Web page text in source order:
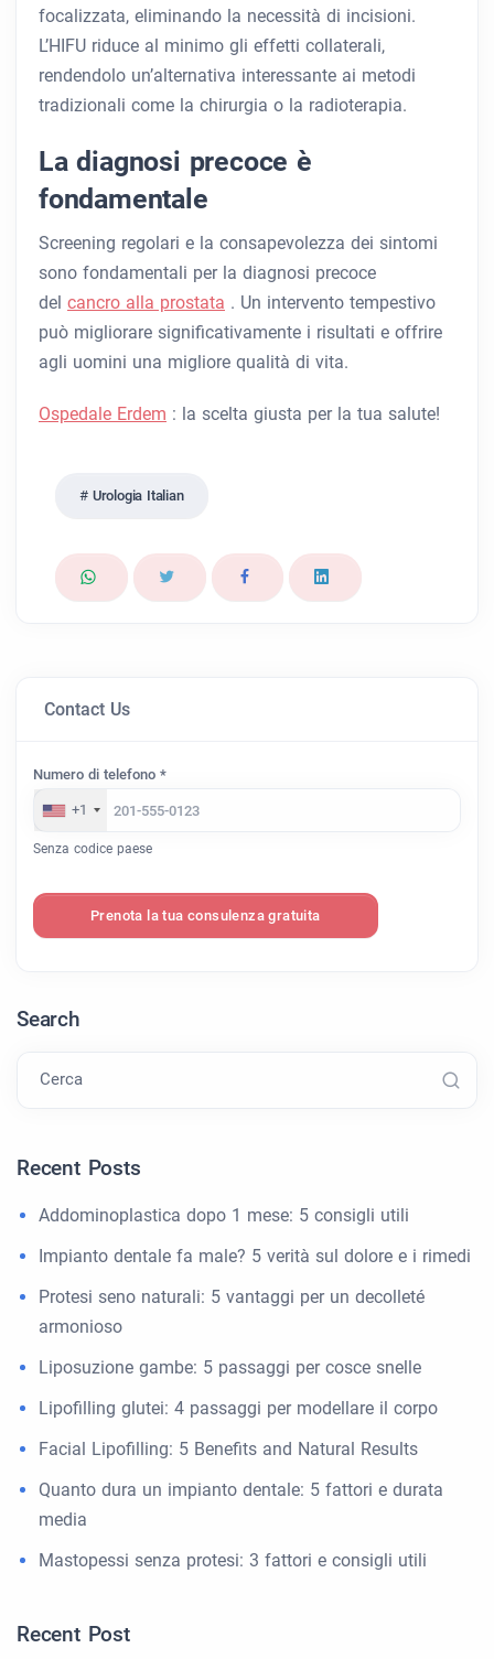
focalizzata, eliminando la necessità di incisioni.
L’HIFU riduce al minimo gli effetti collaterali,
rendendolo un’alternativa interessante ai metodi
tradizionali come la chirurgia o la radioterapia.
La diagnosi precoce è
fondamentale
Screening regolari e la consapevolezza dei sintomi
sono fondamentali per la diagnosi precoce
del cancro alla prostata . Un intervento tempestivo
può migliorare significativamente i risultati e offrire
agli uomini una migliore qualità di vita.
Ospedale Erdem : la scelta giusta per la tua salute!
Urologia Italian
Contact Us
Numero di telefono *
+1
Senza codice paese
Prenota la tua consulenza gratuita
Search
Cerca
Recent Posts
Addominoplastica dopo 1 mese: 5 consigli utili
Impianto dentale fa male? 5 verità sul dolore e i rimedi
Protesi seno naturali: 5 vantaggi per un decolleté
armonioso
Liposuzione gambe: 5 passaggi per cosce snelle
Lipofilling glutei: 4 passaggi per modellare il corpo
Facial Lipofilling: 5 Benefits and Natural Results
Quanto dura un impianto dentale: 5 fattori e durata
media
Mastopessi senza protesi: 3 fattori e consigli utili
Recent Post